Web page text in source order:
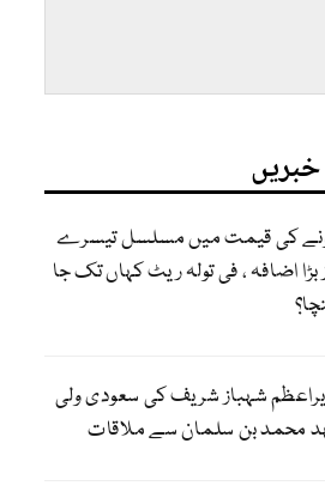
کی قیمت میں مسلسل تیسرے
بڑا اضافہ ، فی تولہ ریٹ کہاں تک جا
شہباز شریف کی سعودی ولی
محمد بن سلمان سے ملاقات